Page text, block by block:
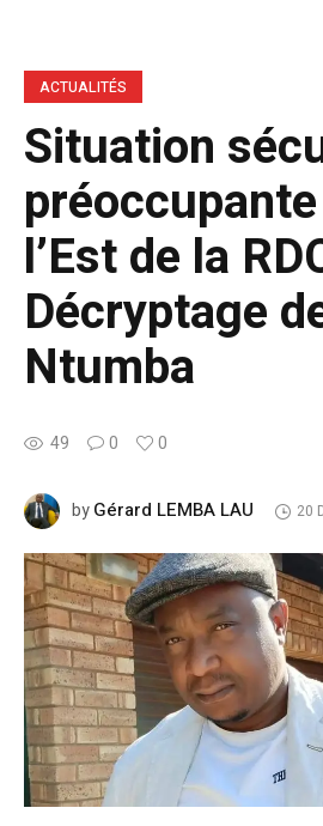
ACTUALITÉS
Situation
l’Est de la
Décryptage
Ntumba
49 0 0
byGérard LEMBA LAU 20